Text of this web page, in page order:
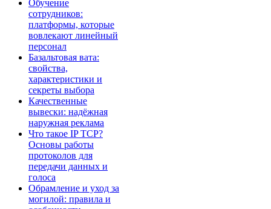
Обучение
сотрудников:
платформы, которые
вовлекают линейный
персонал
Базальтовая вата:
свойства,
характеристики и
секреты выбора
Качественные
вывески: надёжная
наружная реклама
Что такое IP TCP?
Основы работы
протоколов для
передачи данных и
голоса
Обрамление и уход за
могилой: правила и